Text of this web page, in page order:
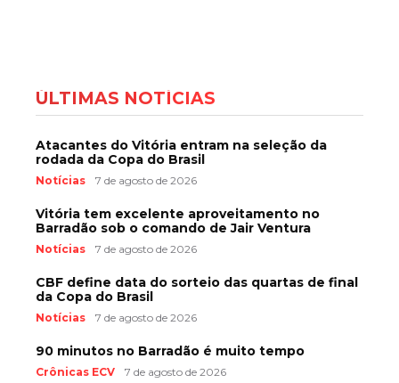
ÚLTIMAS NOTÍCIAS
Atacantes do Vitória entram na seleção da
rodada da Copa do Brasil
Notícias 7 de agosto de 2026
Vitória tem excelente aproveitamento no
Barradão sob o comando de Jair Ventura
Notícias 7 de agosto de 2026
CBF define data do sorteio das quartas de final
da Copa do Brasil
Notícias 7 de agosto de 2026
90 minutos no Barradão é muito tempo
Crônicas ECV 7 de agosto de 2026